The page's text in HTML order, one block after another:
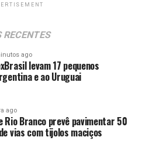
RECENTES
ago
levam 17 pequenos
e ao Uruguai
ago
Branco prevê pavimentar 50
vias com tijolos maciços